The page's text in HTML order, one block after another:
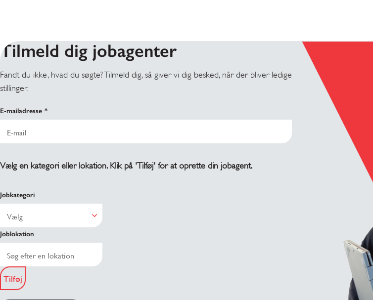
Tilmeld dig jobagenter
Fandt du ikke, hvad du søgte? Tilmeld dig, så giver vi dig besked, når der bliver ledige
stillinger.
E-mailadresse
Vælg en kategori eller lokation. Klik på 'Tilføj' for at oprette din jobagent.
Jobkategori
Joblokation
Tilføj